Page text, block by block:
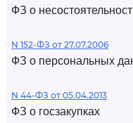
ФЗ о
N 152-ФЗ от 27.07.2006
ФЗ о персональных
N 44-ФЗ от 05.04.2013
ФЗ о госзакупках